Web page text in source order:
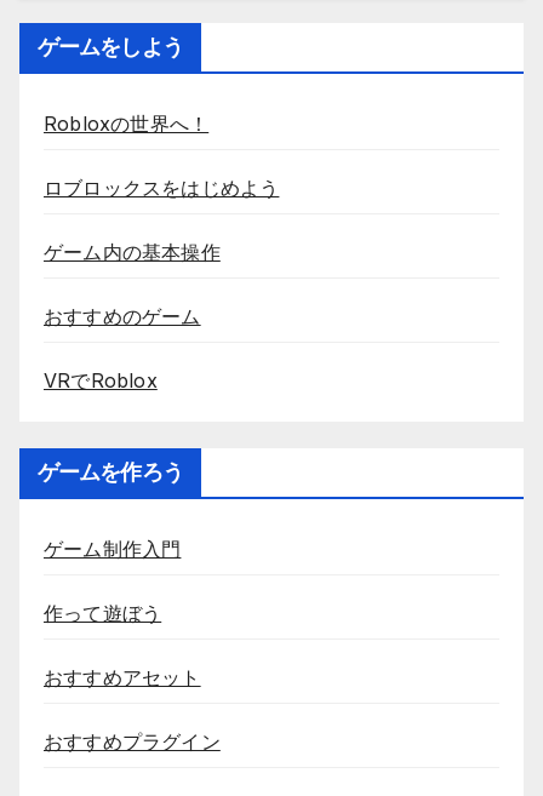
ゲームをしよう
Robloxの世界へ！
ロブロックスをはじめよう
ゲーム内の基本操作
おすすめのゲーム
VRでRoblox
ゲームを作ろう
ゲーム制作入門
作って遊ぼう
おすすめアセット
おすすめプラグイン